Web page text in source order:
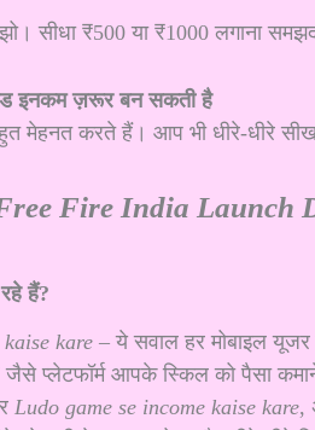
₹500 या ₹1000 लगाना
इनकम ज़रूर बन सकती है
मेहनत करते हैं। आप भी धीरे-धीरे
Fire India Launch
हैं?
kare – ये सवाल हर मोबाइल
जैसे प्लेटफॉर्म आपके स्किल को पैसा
Ludo game se income kaise kare,